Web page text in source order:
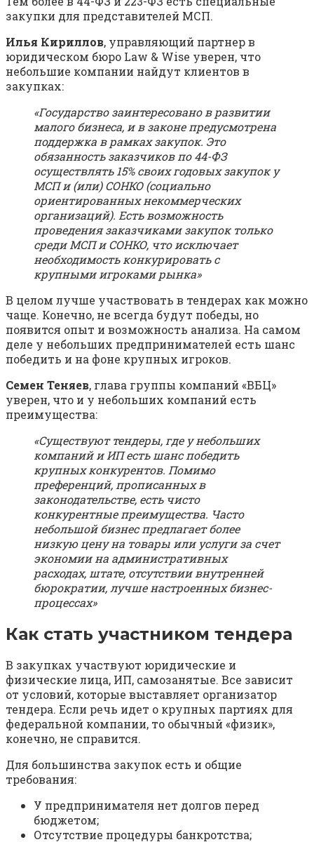
закупки для представителей МСП.
Илья Кириллов, управляющий партнер в
юридическом бюро Law & Wise уверен, что
небольшие компании найдут клиентов в
закупках:
«Государство заинтересовано в развитии
малого бизнеса, и в законе предусмотрена
поддержка в рамках закупок. Это
обязанность заказчиков по 44-ФЗ
осуществлять 15% своих годовых закупок у
МСП и (или) СОНКО (социально
ориентированных некоммерческих
организаций). Есть возможность
проведения заказчиками закупок только
среди МСП и СОНКО, что исключает
необходимость конкурировать с
крупными игроками рынка»
В целом лучше участвовать в тендерах как можно
чаще. Конечно, не всегда будут победы, но
появится опыт и возможность анализа. На самом
деле у небольших предпринимателей есть шанс
победить и на фоне крупных игроков.
Семен Теняев, глава группы компаний «ВБЦ»
уверен, что и у небольших компаний есть
преимущества:
«Существуют тендеры, где у небольших
компаний и ИП есть шанс победить
крупных конкурентов. Помимо
преференций, прописанных в
законодательстве, есть чисто
конкурентные преимущества. Часто
небольшой бизнес предлагает более
низкую цену на товары или услуги за счет
экономии на административных
расходах, штате, отсутствии внутренней
бюрократии, лучше настроенных бизнес-
процессах»
Как стать участником тендера
В закупках участвуют юридические и
физические лица, ИП, самозанятые. Все зависит
от условий, которые выставляет организатор
тендера. Если речь идет о крупных партиях для
федеральной компании, то обычный «физик»,
конечно, не справится.
Для большинства закупок есть и общие
требования:
У предпринимателя нет долгов перед
бюджетом;
Отсутствие процедуры банкротства;